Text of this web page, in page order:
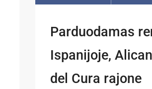
Parduodamas
Ispanijoje,
del Cura rajone